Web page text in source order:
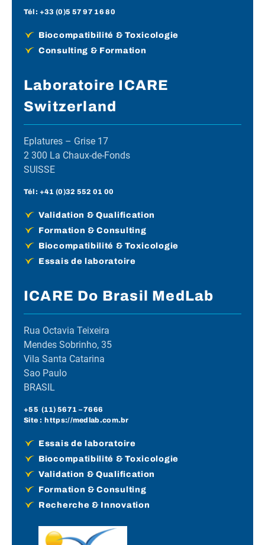
Tél : +33 (0)5 57 97 16 80
Biocompatibilité & Toxicologie
Consulting & Formation
Laboratoire ICARE
Switzerland
Eplatures – Grise 17
2 300 La Chaux-de-Fonds
SUISSE
Tél : +41 (0)32 552 01 00
Validation & Qualification
Formation & Consulting
Biocompatibilité & Toxicologie
Essais de laboratoire
ICARE Do Brasil MedLab
Rua Octavia Teixeira
Mendes Sobrinho, 35
Vila Santa Catarina
Sao Paulo
BRASIL
+55 (11) 5671 – 7666
Site : https://medlab.com.br
Essais de laboratoire
Biocompatibilité & Toxicologie
Validation & Qualification
Formation & Consulting
Recherche & Innovation